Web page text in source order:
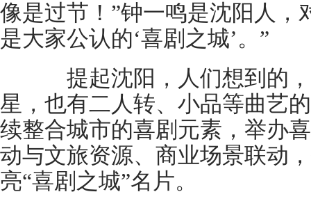
像是过节！”钟一鸣是沈阳人，
是大家公认的‘喜剧之城’。”
提起沈阳，人们想到的，
星，也有二人转、小品等曲艺
续整合城市的喜剧元素，举办
动与文旅资源、商业场景联动
亮“喜剧之城”名片。